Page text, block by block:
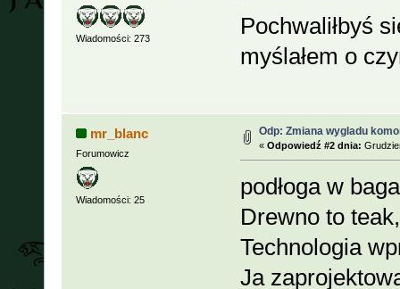
Wiadomości: 273
Pochwaliłbyś
myślałem o
mr_blanc
Forumowicz
Wiadomości: 25
Odp: Zmiana wygladu
« Odpowiedź #2 dnia:
podłoga w
Drewno to
Technologia
Ja